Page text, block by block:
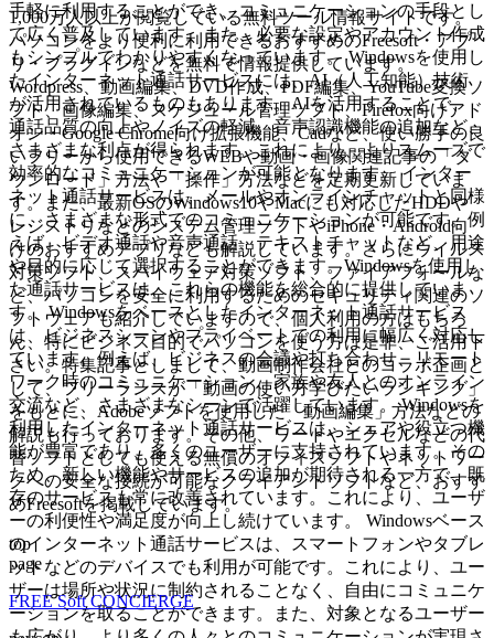
手軽に利用することができ、コミュニケーションの手段とし
て広く普及しています。また、必要な設定やアカウント作成
もシンプルでわかりやすくなっています。 Windowsを使用し
たインターネット通話サービスには、AI（人工知能）技術
が活用されているものもあります。AIを活用することで、
通話品質の向上やノイズの軽減、音声認識機能の追加など、
さまざまな利点が得られます。これにより、よりスムーズで
効率的なコミュニケーションが可能となります。 インター
ネット通話サービスは、メールやオンラインチャットと同様
に、さまざまな形式でのコミュニケーションが可能です。例
えば、ビデオ通話や音声通話、テキストチャットなど、用途
や目的に応じて選択することができます。Windowsを使用し
た通話サービスは、これらの機能を総合的に提供していま
す。 Windowsをベースとしたインターネット通話サービス
は、ビジネスシーンやプライベートでの利用に幅広く対応し
ています。例えば、ビジネスの会議や打ち合わせ、リモート
ワーク時のコミュニケーション、家族や友人とのオンライン
交流など、さまざまなシーンで活躍しています。 Windowsを
利用したインターネット通話サービスは、シェアや役立つ機
能が豊富であり、多くのユーザーに支持されています。その
ため、新しい機能やサービスの追加が期待される一方で、既
存のサービスも常に改善されています。これにより、ユーザ
ーの利便性や満足度が向上し続けています。 Windowsベース
のインターネット通話サービスは、スマートフォンやタブレ
ットなどのデバイスでも利用が可能です。これにより、ユー
ザーは場所や状況に制約されることなく、自由にコミュニケ
ーションを取ることができます。また、対象となるユーザー
1,000万人以上が閲覧している無料ツール情報サイトです。
パソコンをより便利に利用できるおすすめのFreesoft・アプ
リ・プラグインなどを無料で情報提供しています。
Wordpress、動画編集、DVD作成、PDF編集、YouTube変換ソ
フト、画像編集、スケジュール管理ソフト、Firefox向けアド
オン・Google Chrome向け拡張機能、Cadなど、使い勝手の良
いフリーから使用できるWEBや動画・画像関連記事の「ダ
ウンロード」方法や「操作」方法などを定期更新していま
す。また、最新OSのWindows10やMacにも対応したHDDや
レジストリなどのシステム管理ソフトやiPhone・Android向
けのおすすめアプリなども解説しています。さらにウイルス
対策ソフト、スパイウェア対策ソフト、ファイアフォールな
ど、パソコンを安全に利用するためのセキュリティ関連のソ
フトウェアも紹介していますので、個人利用の方はもちろ
ん、特にビジネス目的でパソコンを使う方は是非、ご活用下
さい。特集記事としまして、動画制作会社とのコラボ企画と
して、フリーランスが「動画の使い方学びたいランキング」
をもとに、Adobeソフトを使用した「動画編集」方法などの
解説も行っております。その他、ワードやエクセルなどの代
替ソフトとしても使える無償のオフィスソフトやネットワー
クへの安全な接続が可能なクライアントソフトなど、おすす
めFreesoftを掲載しています。
top
page
FREE Soft CONCIERGE